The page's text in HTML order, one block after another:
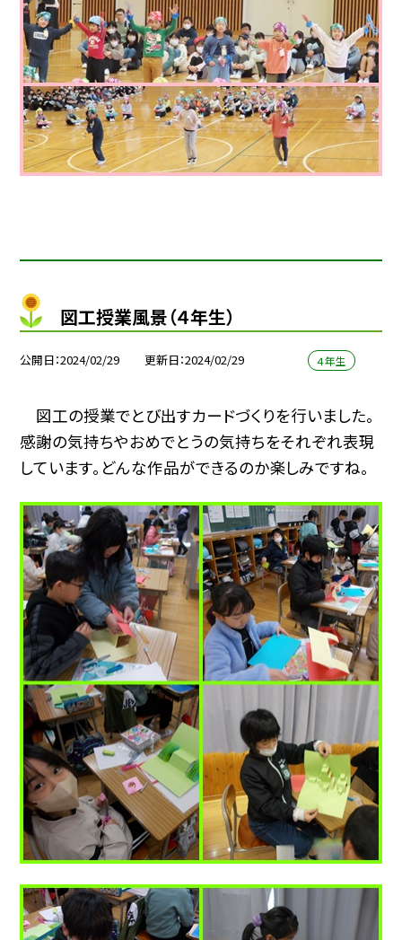
図工授業風景（４年生）
公開日 2024/02/29 更新日 2024/02/29 ４年生
図工の授業でとび出すカードづくりを行いました。
感謝の気持ちやおめでとうの気持ちをそれぞれ表現
しています。どんな作品ができるのか楽しみですね。